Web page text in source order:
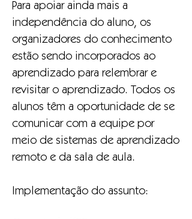
Para apoiar ainda mais a
independência do aluno, os
organizadores do conhecimento
estão sendo incorporados ao
aprendizado para relembrar e
revisitar o aprendizado. Todos os
alunos têm a oportunidade de se
comunicar com a equipe por
meio de sistemas de aprendizado
remoto e da sala de aula.
Implementação do assunto: